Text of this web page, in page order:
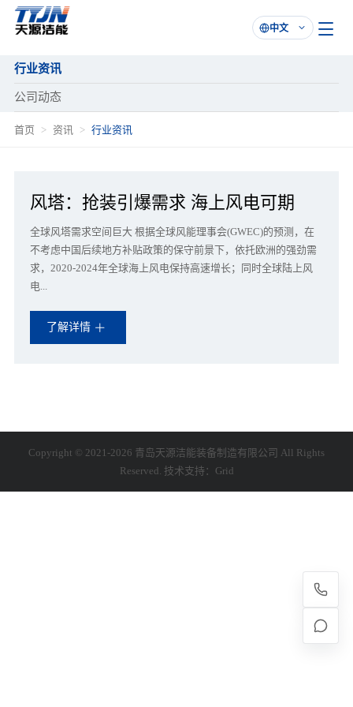

中文
行业资讯
公司动态
首页 资讯 行业资讯
风塔：抢装引爆需求 海上风电可期
全球风塔需求空间巨大 根据全球风能理事会(GWEC)的预测，在
不考虑中国后续地方补贴政策的保守前景下，依托欧洲的强劲需
求，2020-2024年全球海上风电保持高速增长；同时全球陆上风
电...
了解详情 
Copyright © 2021-2026 青岛天源洁能装备制造有限公司 All Rights
Reserved. 技术支持： Grid